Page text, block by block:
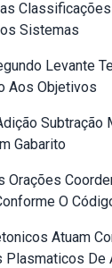
Sistemas
Levante
Aos Objetivos
Subtração
Gabarito
Orações
O
Atuam
Plasmaticos De